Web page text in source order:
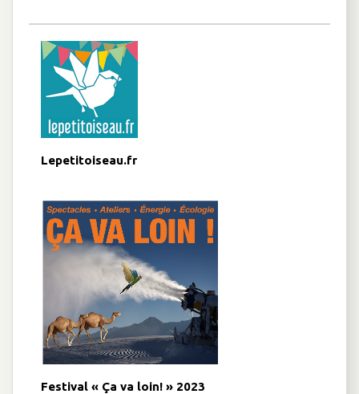
Lepetitoiseau.fr
Festival « Ça va loin! » 2023